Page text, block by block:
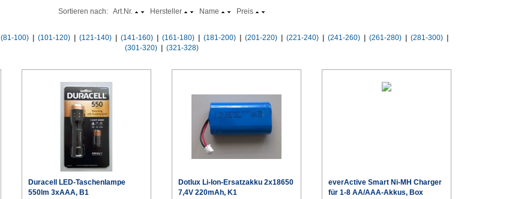
Sortieren nach: Art.Nr. Hersteller Name Preis
(81-100) (101-120) (121-140) (141-160) (161-180) (181-200) (201-220) (221-240) (241-260) (261-280) (281-300)
(301-320)
(321-328)
Duracell
LED-Taschenlampe
550lm 3xAAA, B1
Dotlux Li-Ion-Ersatzakku 2x18650
7,4V 220mAh, K1
everActive Smart Ni-MH Charger
für 1-8 AA/AAA-Akkus, Box